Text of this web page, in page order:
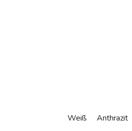
Weiß Anthrazit